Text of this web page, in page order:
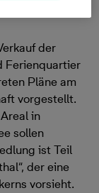
der
Ferienquartier
Pläne am
vorgestellt.
in
sollen
ist Teil
der eine
vorsieht.